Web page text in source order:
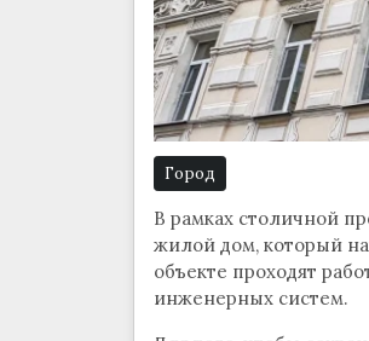
Город
В рамках столичной
жилой дом, который
объекте проходят
инженерных систем.